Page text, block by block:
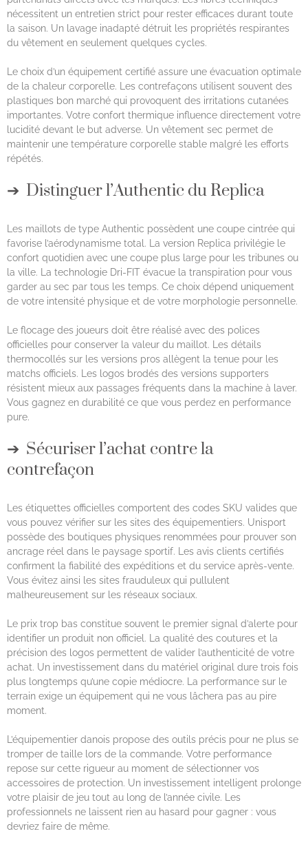
nécessitent un entretien strict pour rester efficaces durant toute
la saison. Un lavage inadapté détruit les propriétés respirantes
du vêtement en seulement quelques cycles.
Le choix d’un équipement certifié assure une évacuation optimale
de la chaleur corporelle. Les contrefaçons utilisent souvent des
plastiques bon marché qui provoquent des irritations cutanées
importantes. Votre confort thermique influence directement votre
lucidité devant le but adverse. Un vêtement sec permet de
maintenir une température corporelle stable malgré les efforts
répétés.
Distinguer l’Authentic du Replica
Les maillots de type Authentic possèdent une coupe cintrée qui
favorise l’aérodynamisme total. La version Replica privilégie le
confort quotidien avec une coupe plus large pour les tribunes ou
la ville. La technologie Dri-FIT évacue la transpiration pour vous
garder au sec par tous les temps. Ce choix dépend uniquement
de votre intensité physique et de votre morphologie personnelle.
Le flocage des joueurs doit être réalisé avec des polices
officielles pour conserver la valeur du maillot. Les détails
thermocollés sur les versions pros allègent la tenue pour les
matchs officiels. Les logos brodés des versions supporters
résistent mieux aux passages fréquents dans la machine à laver.
Vous gagnez en durabilité ce que vous perdez en performance
pure.
Sécuriser l’achat contre la
contrefaçon
Les étiquettes officielles comportent des codes SKU valides que
vous pouvez vérifier sur les sites des équipementiers. Unisport
possède des boutiques physiques renommées pour prouver son
ancrage réel dans le paysage sportif. Les avis clients certifiés
confirment la fiabilité des expéditions et du service après-vente.
Vous évitez ainsi les sites frauduleux qui pullulent
malheureusement sur les réseaux sociaux.
Le prix trop bas constitue souvent le premier signal d’alerte pour
identifier un produit non officiel. La qualité des coutures et la
précision des logos permettent de valider l’authenticité de votre
achat. Un investissement dans du matériel original dure trois fois
plus longtemps qu’une copie médiocre. La performance sur le
terrain exige un équipement qui ne vous lâchera pas au pire
moment.
L’équipementier danois propose des outils précis pour ne plus se
tromper de taille lors de la commande. Votre performance
repose sur cette rigueur au moment de sélectionner vos
accessoires de protection. Un investissement intelligent prolonge
votre plaisir de jeu tout au long de l’année civile. Les
professionnels ne laissent rien au hasard pour gagner : vous
devriez faire de même.